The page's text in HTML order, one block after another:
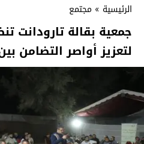
الرئيسية » مجتمع
جمعية بقالة تارودانت
لتعزيز أواصر التضامن